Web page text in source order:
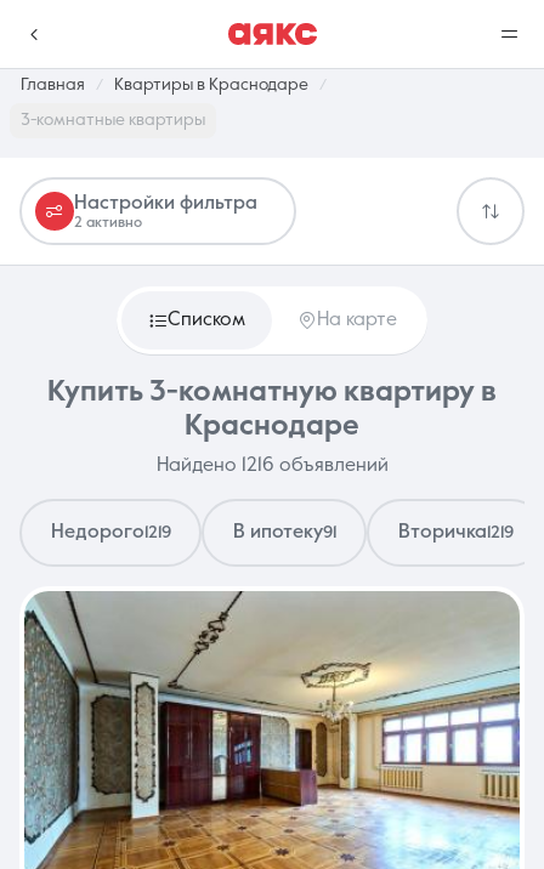
Избранное
0 объявлений 0 объявлений
Недвижимость Услуги
О компании Контакты
8 (861) 297-00-00
Ежедневно с 08:30 до 20:00
Главная Квартиры в Краснодаре
3-комнатные квартиры
Настройки фильтра
2 активно
Списком На карте
Купить 3-комнатную квартиру в
Краснодаре
Найдено 1216 объявлений
Недорого1219 В ипотеку91 Вторичка1219